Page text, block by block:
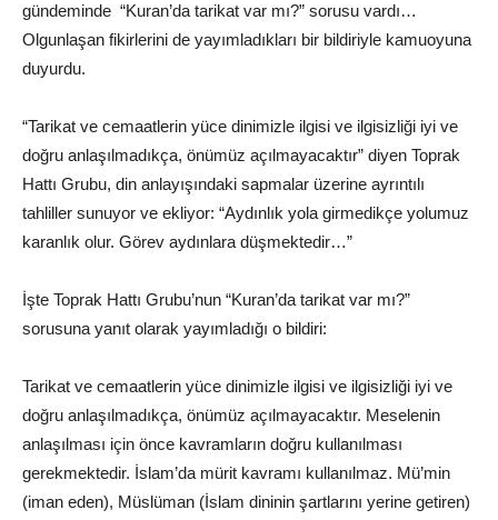
gündeminde “Kuran’da tarikat var mı?” sorusu vardı…
Olgunlaşan fikirlerini de yayımladıkları bir bildiriyle kamuoyuna
duyurdu.
“Tarikat ve cemaatlerin yüce dinimizle ilgisi ve ilgisizliği iyi ve
doğru anlaşılmadıkça, önümüz açılmayacaktır” diyen Toprak
Hattı Grubu, din anlayışındaki sapmalar üzerine ayrıntılı
tahliller sunuyor ve ekliyor: “Aydınlık yola girmedikçe yolumuz
karanlık olur. Görev aydınlara düşmektedir…”
İşte Toprak Hattı Grubu’nun “Kuran’da tarikat var mı?”
sorusuna yanıt olarak yayımladığı o bildiri:
Tarikat ve cemaatlerin yüce dinimizle ilgisi ve ilgisizliği iyi ve
doğru anlaşılmadıkça, önümüz açılmayacaktır. Meselenin
anlaşılması için önce kavramların doğru kullanılması
gerekmektedir. İslam’da mürit kavramı kullanılmaz. Mü’min
(iman eden), Müslüman (İslam dininin şartlarını yerine getiren)